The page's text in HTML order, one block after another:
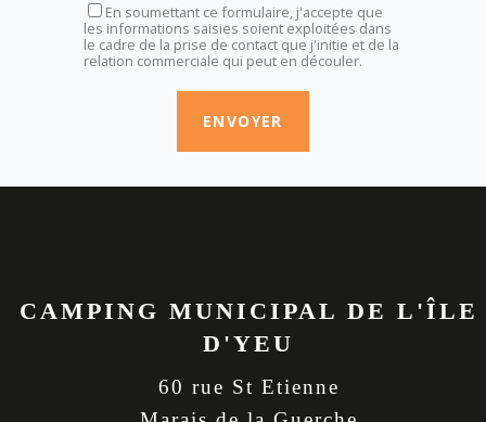
En soumettant ce formulaire, j'accepte que
les informations saisies soient exploitées dans
le cadre de la prise de contact que j'initie et de la
relation commerciale qui peut en découler.
CAMPING MUNICIPAL DE L'ÎLE
D'YEU
60 rue St Etienne